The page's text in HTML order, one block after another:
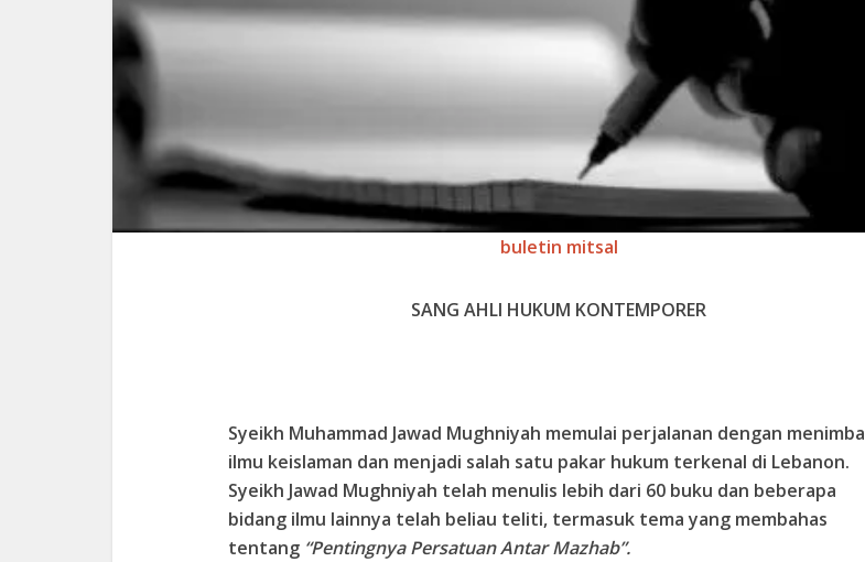
buletin mitsal
SANG AHLI HUKUM KONTEMPORER
Syeikh Muhammad Jawad Mughniyah memulai perjalanan dengan menimba
ilmu keislaman dan menjadi salah satu pakar hukum terkenal di Lebanon.
Syeikh Jawad Mughniyah telah menulis lebih dari 60 buku dan beberapa
bidang ilmu lainnya telah beliau teliti, termasuk tema yang membahas
tentang “Pentingnya Persatuan Antar Mazhab”.